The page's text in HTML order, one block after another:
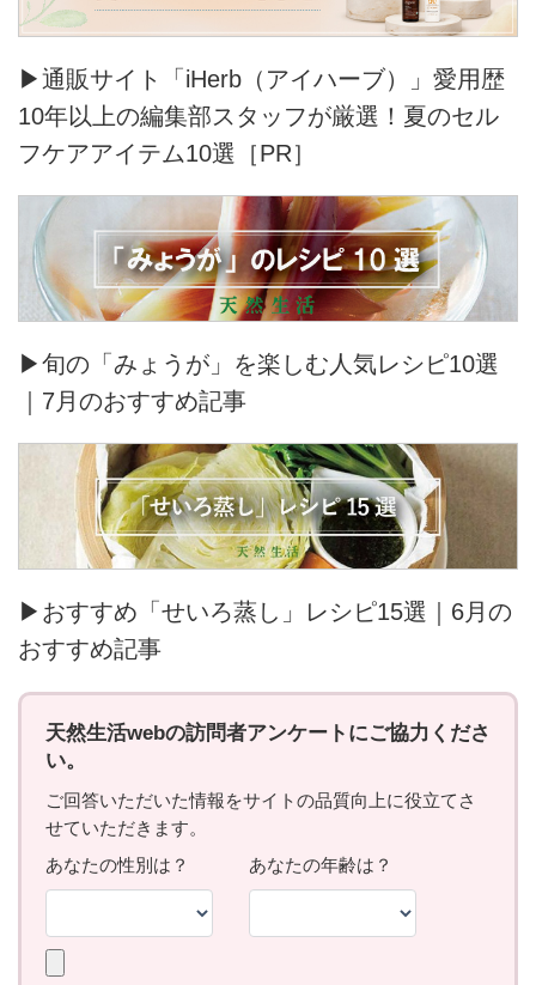
▶通販サイト「iHerb（アイハーブ）」愛用歴
10年以上の編集部スタッフが厳選！夏のセル
フケアアイテム10選［PR］
▶旬の「みょうが」を楽しむ人気レシピ10選
｜7月のおすすめ記事
▶おすすめ「せいろ蒸し」レシピ15選｜6月の
おすすめ記事